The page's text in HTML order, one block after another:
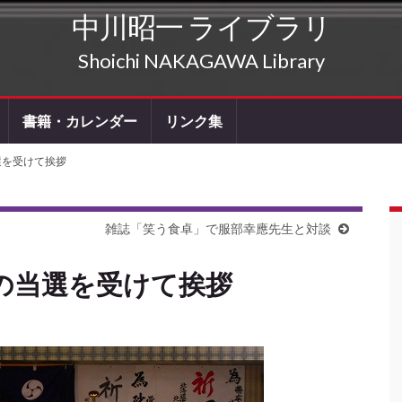
中川昭一 ライブラリ
Shoichi NAKAGAWA Library
書籍・カレンダー リンク集
受けて挨拶
雑誌「笑う食卓」で服部幸應先生と対談
当選を受けて挨拶